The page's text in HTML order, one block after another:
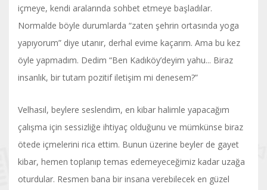
içmeye, kendi aralarında sohbet etmeye başladılar.
Normalde böyle durumlarda “zaten şehrin ortasında yoga
yapıyorum” diye utanır, derhal evime kaçarım. Ama bu kez
öyle yapmadım. Dedim “Ben Kadıköy’deyim yahu... Biraz
insanlık, bir tutam pozitif iletişim mi denesem?”
Velhasıl, beylere seslendim, en kibar halimle yapacağım
çalışma için sessizliğe ihtiyaç olduğunu ve mümkünse biraz
ötede içmelerini rica ettim. Bunun üzerine beyler de gayet
kibar, hemen toplanıp temas edemeyeceğimiz kadar uzağa
oturdular. Resmen bana bir insana verebilecek en güzel